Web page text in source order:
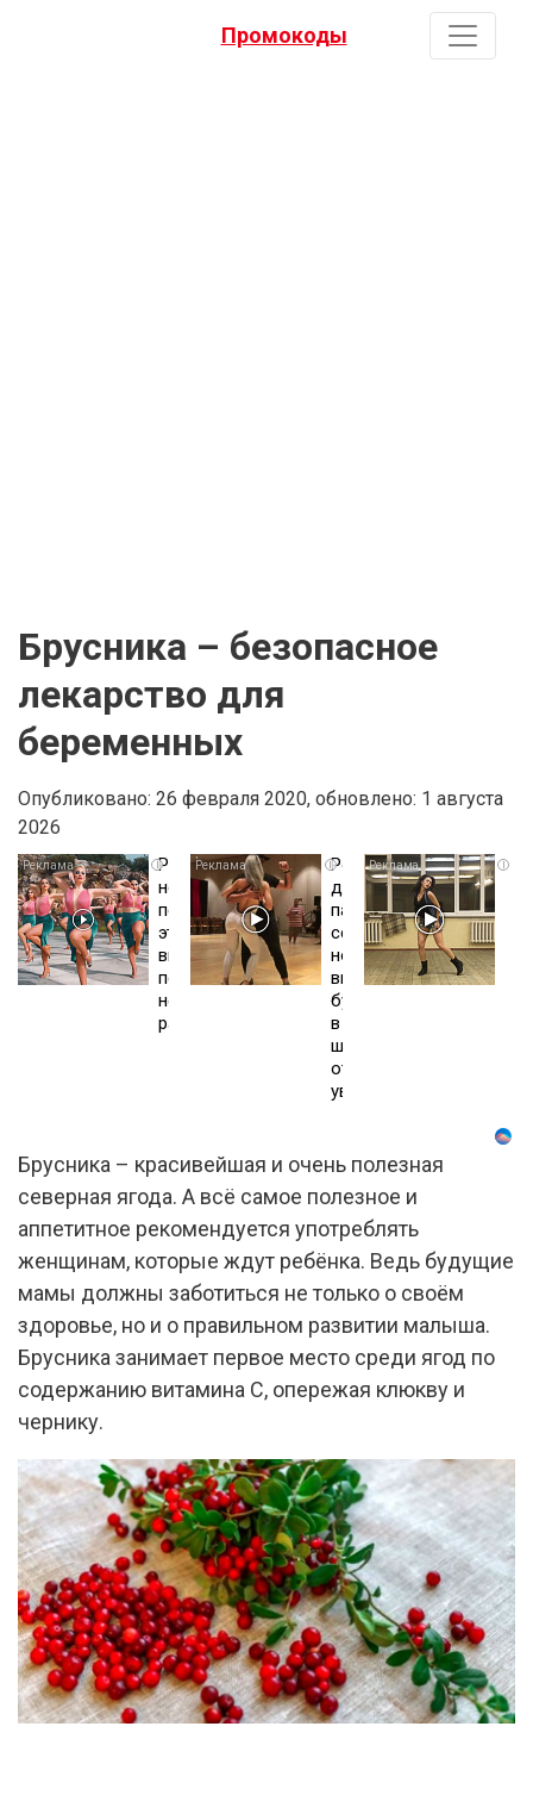
Промокоды
Брусника – безопасное
лекарство для
беременных
Опубликовано: 26 февраля 2020, обновлено: 1 августа
2026
iРжу
не
переставая,
это
видео
пересмотришь
не
раз
iРолик
длится
пару
секунд,
но
вы
будете
в
шоке
от
увиденного
i
Брусника – красивейшая и очень полезная
северная ягода. А всё самое полезное и
аппетитное рекомендуется употреблять
женщинам, которые ждут ребёнка. Ведь будущие
мамы должны заботиться не только о своём
здоровье, но и о правильном развитии малыша.
Брусника занимает первое место среди ягод по
содержанию витамина C, опережая клюкву и
чернику.